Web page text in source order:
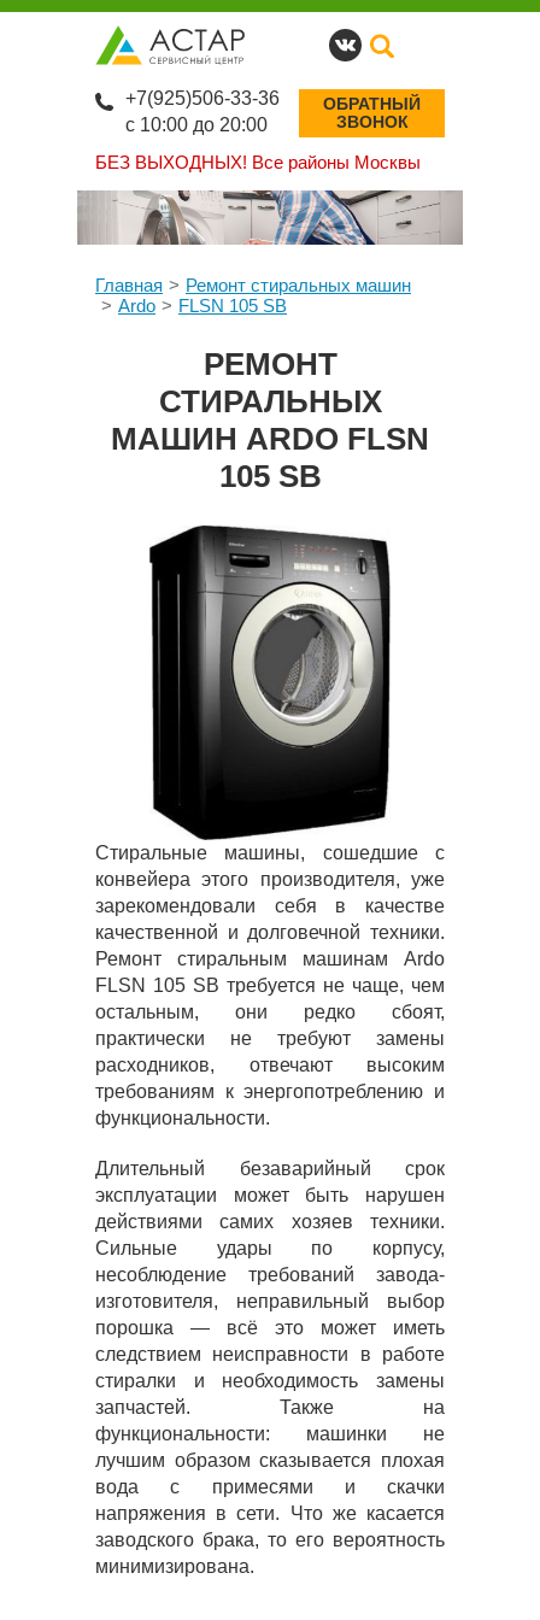
БЕЗ ВЫХОДНЫХ! Все районы Москвы
+7(925)506-33-36
с 10:00 до 20:00
ОБРАТНЫЙ
ЗВОНОК
Главная
Ремонт стиральных машин
Ardo
FLSN 105 SB
РЕМОНТ
СТИРАЛЬНЫХ
МАШИН ARDO FLSN
105 SB
Стиральные машины, сошедшие с
конвейера этого производителя, уже
зарекомендовали себя в качестве
качественной и долговечной техники.
Ремонт стиральным машинам Ardo
FLSN 105 SB требуется не чаще, чем
остальным, они редко сбоят,
практически не требуют замены
расходников, отвечают высоким
требованиям к энергопотреблению и
функциональности.
Длительный безаварийный срок
эксплуатации может быть нарушен
действиями самих хозяев техники.
Сильные удары по корпусу,
несоблюдение требований завода-
изготовителя, неправильный выбор
порошка — всё это может иметь
следствием неисправности в работе
стиралки и необходимость замены
запчастей. Также на
функциональности: машинки не
лучшим образом сказывается плохая
вода с примесями и скачки
напряжения в сети. Что же касается
заводского брака, то его вероятность
минимизирована.